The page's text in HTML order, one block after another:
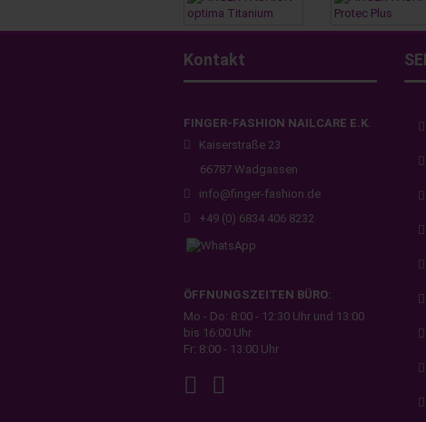
Kontakt
FINGER-FASHION NAILCARE E.K.
Kaiserstraße 23
66787 Wadgassen​
info@finger-fashion.de​
+49 (0) 6834 406 8232
ÖFFNUNGSZEITEN BÜRO:
Mo - Do: 8:00 - 12:30 Uhr und 13:00
bis 16:00 Uhr
Fr: 8:00 - 13:00 Uhr